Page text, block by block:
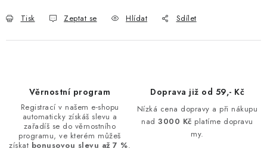
Tisk Zeptat se Hlídat Sdílet
Věrnostní program
Registrací v našem e-shopu
automaticky získáš slevu a
zařadíš se do věrnostního
programu, ve kterém můžeš
získat bonusovou slevu až 7 %.
Doprava již od 59,- Kč
Nízká cena dopravy a při nákupu
nad3000 Kč platíme dopravu
my.